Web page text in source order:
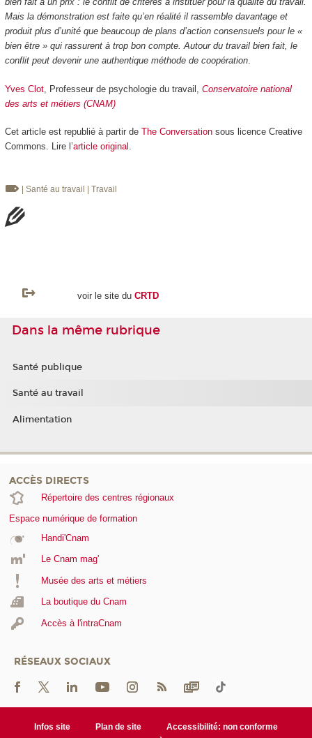
Mais la démonstration est faite qu’en réalité il rassemble davantage et
produit plus d’unité que beaucoup de plans d’action consensuels pour le «
bien être » qui rassurent à trop bon compte. Autour du travail bien fait, le
conflit peut devenir une authentique méthode de coopération.
Yves Clot, Professeur de psychologie du travail, Conservatoire national
des arts et métiers (CNAM)
Cet article est republié à partir de The Conversationsous licence Creative
Commons. Lire l’article original .
| Santé au travail | Travail
voir le site du CRTD
Dans la même rubrique
Santé publique
Santé au travail
Alimentation
ACCÈS DIRECTS
Répertoire des centres régionaux
Espace numérique de formation
Handi'Cnam
Le Cnam mag'
Musée des arts et métiers
La boutique du Cnam
Accès à l'intraCnam
RÉSEAUX SOCIAUX
Infos site Plan de site
Accessibilité: non conforme